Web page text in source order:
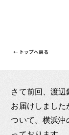
← トップへ戻る
さて前回、渡辺
お届けしました
ついて。横浜沖